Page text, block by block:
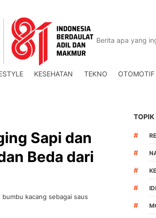
KESEHATAN TEKNO OTOMOTIF
Sapi dan
Beda dari
kacang sebagai saus
TOPIK
#
#
#
#
#